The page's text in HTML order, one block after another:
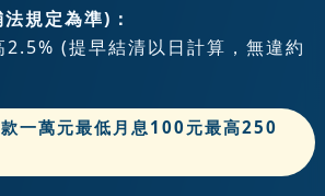
規定為準)：
(提早結清以日計算，無違約
一萬元最低月息100元最高250